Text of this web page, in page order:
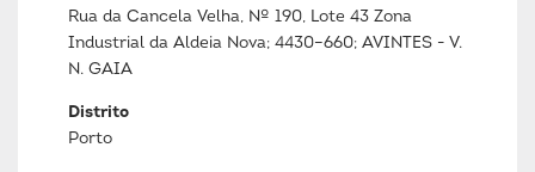
Rua da Cancela Velha, Nº 190, Lote 43 Zona
Industrial da Aldeia Nova; 4430–660; AVINTES - V.
N. GAIA
Distrito
Porto